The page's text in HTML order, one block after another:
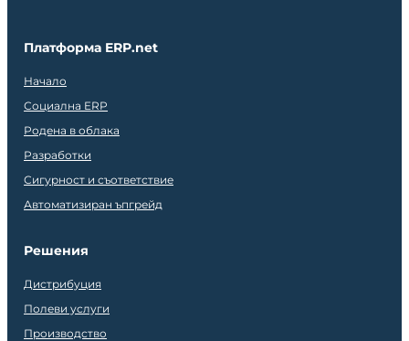
Платформа ERP.net
Начало
Социална ERP
Родена в облака
Разработки
Сигурност и съответствие
Автоматизиран ъпгрейд
Решения
Дистрибуция
Полеви услуги
Производство